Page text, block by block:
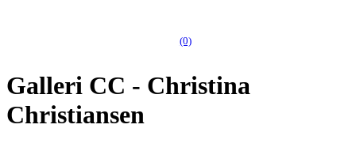
(0)
Galleri CC - Christina
Christiansen